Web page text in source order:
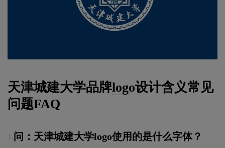
天津城建大学品牌logo设计含义常见
问题FAQ
问：天津城建大学logo使用的是什么字体？